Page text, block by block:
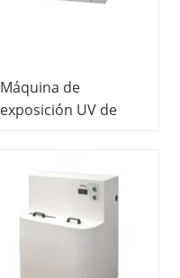
Máquina de
exposición UV de
Equipo didáctico
Equipo de laboratorio
de PCB